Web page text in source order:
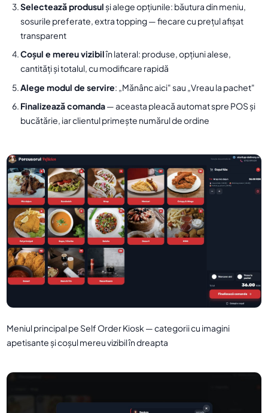
Selectează produsulși alege opțiunile: băutura din meniu,
sosurile preferate, extra topping — fiecare cu prețul afișat
transparent
Coșul e mereu vizibilîn lateral: produse, opțiuni alese,
cantități și totalul, cu modificare rapidă
Alege modul de servire: „Mănânc aici" sau „Vreau la pachet"
Finalizează comanda— aceasta pleacă automat spre POS și
bucătărie, iar clientul primește numărul de ordine
Meniul principal pe Self Order Kiosk — categorii cu imagini
apetisante și coșul mereu vizibil în dreapta